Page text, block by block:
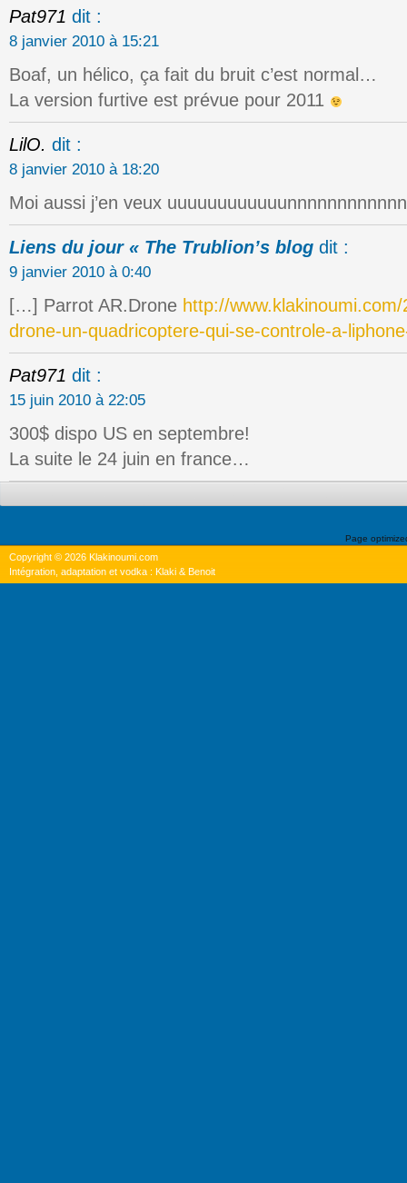
Pat971 dit :
8 janvier 2010 à 15:21
Boaf, un hélico, ça fait du bruit c’est normal…
La version furtive est prévue pour 2011
LilO. dit :
8 janvier 2010 à 18:20
Moi aussi j’en veux
Liens du jour « The Trublion’s blog dit :
9 janvier 2010 à 0:40
[…] Parrot AR.Drone http://
drone-un-quadricoptere-qui-se-controle-a-
Pat971 dit :
15 juin 2010 à 22:05
300$ dispo US en septembre!
La suite le 24 juin en france…
Page
Copyright © 2026 Klakinoumi.com
Intégration, adaptation et vodka : Klaki & Benoit